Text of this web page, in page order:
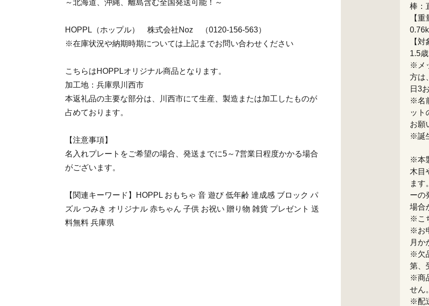
～北海道、沖縄、離島含む全国発送可能！～
HOPPL（ホップル） 株式会社Noz （0120-156-563）
※在庫状況や納期時期については上記までお問い合わせください
こちらはHOPPLオリジナル商品となります。
加工地：兵庫県川西市
本返礼品の主要な部分は、川西市にて生産、製造または加工したものが
占めております。
【注意事項】
名入れプレートをご希望の場合、発送までに5～7営業日程度かかる場合
がございます。
【関連キーワード】HOPPL おもちゃ 音 遊び 低年齢 達成感 ブロック パ
ズル つみき オリジナル 赤ちゃん 子供 お祝い 贈り物 雑貨 プレゼント 送
料無料 兵庫県
棒：
【重
【対
1.5
※メ
方は
日3
※名
ット
お願
※誕
※本
木目
ます
ーの
場合
※こ
※お
月か
※欠
第、
※商
せん
※配